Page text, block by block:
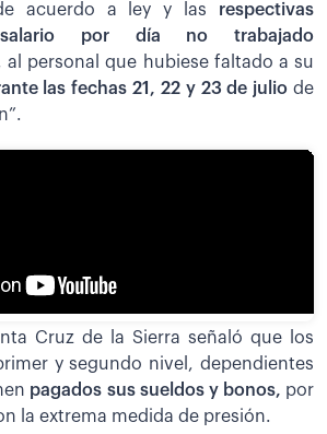
acuerdo a ley y las respectivas
por día no trabajado
al personal que hubiese faltado a su
las fechas 21, 22 y 23 de juliode
Cruz de la Sierra señaló que los
y segundo nivel, dependientes
pagados sus sueldos y bonos, por
la extrema medida de presión.